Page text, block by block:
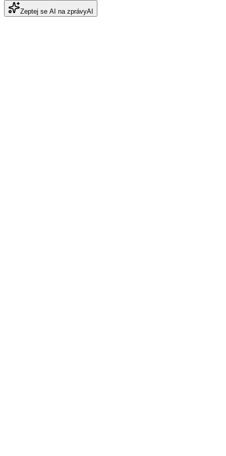
Zeptej se AI na zprávyAI